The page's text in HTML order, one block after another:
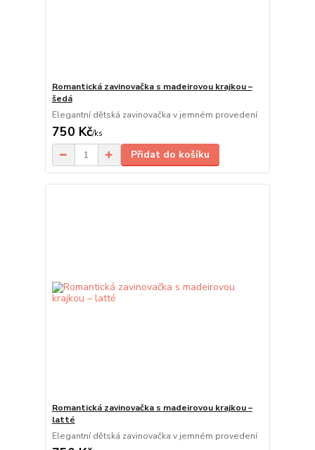
Romantická zavinovačka s madeirovou krajkou –
šedá
Elegantní dětská zavinovačka v jemném provedení
750 Kč/ks
Přidat do košíku
Romantická zavinovačka s madeirovou krajkou –
latté
Elegantní dětská zavinovačka v jemném provedení